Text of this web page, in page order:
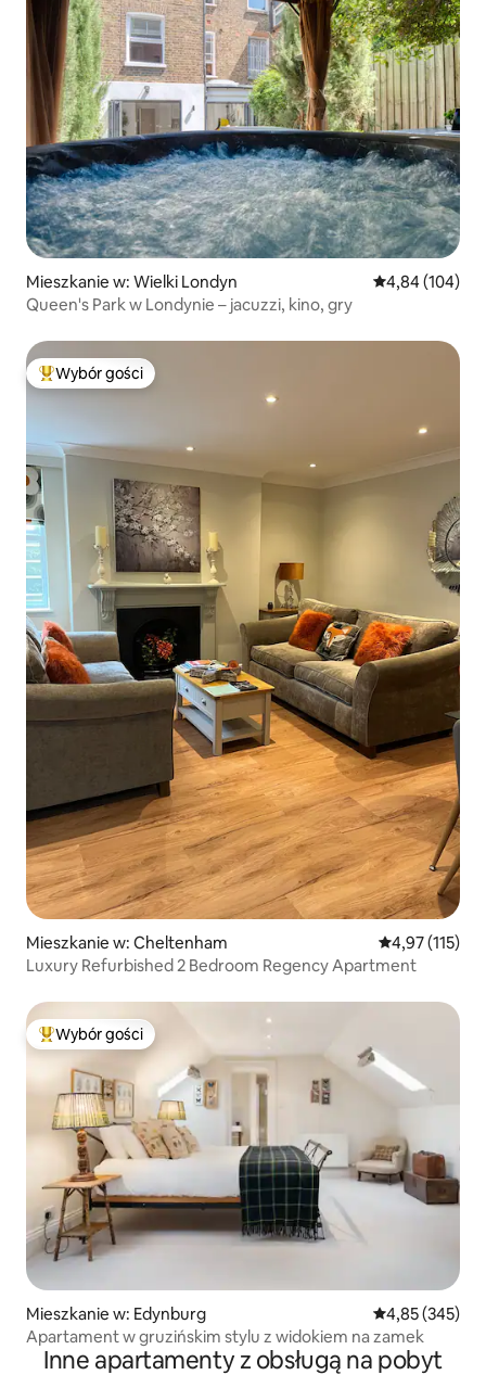
Mieszkanie w: Wielki Londyn Średnia
4,84 (104)
Queen's Park w Londynie – jacuzzi, kino, gry
Najpopularniejsze z kategorii Wybór gości
Wybór gości
Mieszkanie w: Cheltenham Średnia
4,97 (115)
Luxury Refurbished 2 Bedroom Regency Apartment
Najpopularniejsze z kategorii Wybór gości
Wybór gości
Mieszkanie w: Edynburg Średnia
4,85 (345)
Apartament w gruzińskim stylu z widokiem na zamek
Inne apartamenty z obsługą na pobyt